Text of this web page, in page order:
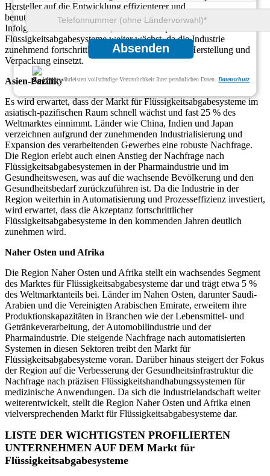
Absenden
Wir gewährleisten vollständige Vertraulichkeit Ihrer persönlichen Daten. Datenschutz
Hersteller auf die Entwicklung effizienterer und
benutzerfreundlicherer Flüssigkeitsdosierungslösungen.
Infolgedessen wird erwartet, dass der europäische Markt für
Flüssigkeitsabgabesysteme weiter wächst, da die Industrie
zunehmend fortschrittliche Technologien für die Herstellung und
Verpackung einsetzt.
Asien-Pazifik
Es wird erwartet, dass der Markt für Flüssigkeitsabgabesysteme im
asiatisch-pazifischen Raum schnell wächst und fast 25 % des
Weltmarktes einnimmt. Länder wie China, Indien und Japan
verzeichnen aufgrund der zunehmenden Industrialisierung und
Expansion des verarbeitenden Gewerbes eine robuste Nachfrage.
Die Region erlebt auch einen Anstieg der Nachfrage nach
Flüssigkeitsabgabesystemen in der Pharmaindustrie und im
Gesundheitswesen, was auf die wachsende Bevölkerung und den
Gesundheitsbedarf zurückzuführen ist. Da die Industrie in der
Region weiterhin in Automatisierung und Prozesseffizienz investiert,
wird erwartet, dass die Akzeptanz fortschrittlicher
Flüssigkeitsabgabesysteme in den kommenden Jahren deutlich
zunehmen wird.
Naher Osten und Afrika
Die Region Naher Osten und Afrika stellt ein wachsendes Segment
des Marktes für Flüssigkeitsabgabesysteme dar und trägt etwa 5 %
des Weltmarktanteils bei. Länder im Nahen Osten, darunter Saudi-
Arabien und die Vereinigten Arabischen Emirate, erweitern ihre
Produktionskapazitäten in Branchen wie der Lebensmittel- und
Getränkeverarbeitung, der Automobilindustrie und der
Pharmaindustrie. Die steigende Nachfrage nach automatisierten
Systemen in diesen Sektoren treibt den Markt für
Flüssigkeitsabgabesysteme voran. Darüber hinaus steigert der Fokus
der Region auf die Verbesserung der Gesundheitsinfrastruktur die
Nachfrage nach präzisen Flüssigkeitshandhabungssystemen für
medizinische Anwendungen. Da sich die Industrielandschaft weiter
weiterentwickelt, stellt die Region Naher Osten und Afrika einen
vielversprechenden Markt für Flüssigkeitsabgabesysteme dar.
LISTE DER WICHTIGSTEN PROFILIERTEN
UNTERNEHMEN AUF DEM Markt für
Flüssigkeitsabgabesysteme